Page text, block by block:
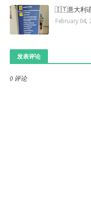
🇮🇹意大利
February 04,
发表评论
0 评论